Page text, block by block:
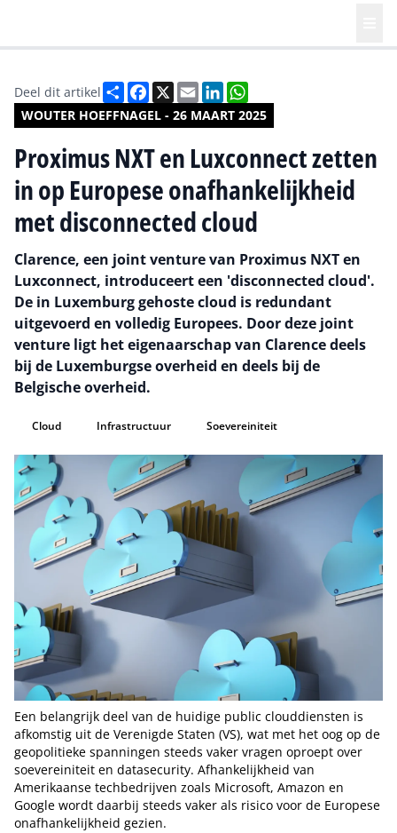
WOUTER HOEFFNAGEL - 26 MAART 2025
Deel dit artikel DeelFacebook
X EmailLinkedIn
Proximus NXT en Luxconnect zetten
in op Europese onafhankelijkheid
met disconnected cloud
Clarence, een joint venture van Proximus NXT en
Luxconnect, introduceert een 'disconnected cloud'.
De in Luxemburg gehoste cloud is redundant
uitgevoerd en volledig Europees. Door deze joint
venture ligt het eigenaarschap van Clarence deels
bij de Luxemburgse overheid en deels bij de
Belgische overheid.
Cloud Infrastructuur Soevereiniteit
Een belangrijk deel van de huidige public clouddiensten is
afkomstig uit de Verenigde Staten (VS), wat met het oog op de
geopolitieke spanningen steeds vaker vragen oproept over
soevereiniteit en datasecurity. Afhankelijkheid van
Amerikaanse techbedrijven zoals Microsoft, Amazon en
Google wordt daarbij steeds vaker als risico voor de Europese
onafhankelijkheid gezien.